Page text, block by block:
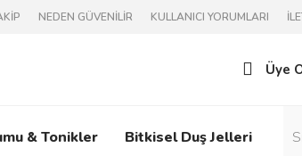
NEDEN GÜVENİLİR KULLANICI YORUMLARI
Üye
& Tonikler Bitkisel Duş Jelleri